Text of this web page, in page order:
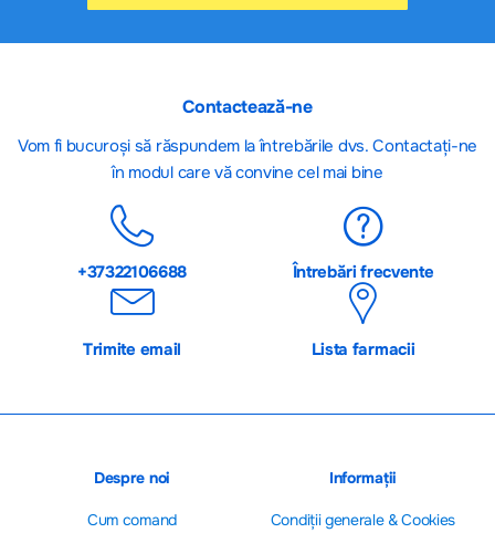
Contactează-ne
Vom fi bucuroși să răspundem la întrebările dvs. Contactați-ne
în modul care vă convine cel mai bine
+37322106688 Întrebări frecvente
Trimite email Lista farmacii
Despre noi
Cum comand
Informații
Сondiții generale & Cookies